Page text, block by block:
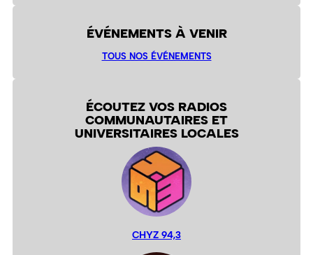
ÉVÉNEMENTS À VENIR
TOUS NOS ÉVÉNEMENTS
ÉCOUTEZ VOS RADIOS
COMMUNAUTAIRES ET
UNIVERSITAIRES LOCALES
CHYZ 94,3